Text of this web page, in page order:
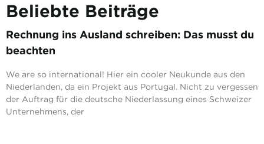
Beliebte Beiträge
Rechnung ins Ausland schreiben: Das musst du
beachten
We are so international! Hier ein cooler Neukunde aus den
Niederlanden, da ein Projekt aus Portugal. Nicht zu vergessen
der Auftrag für die deutsche Niederlassung eines Schweizer
Unternehmens, der